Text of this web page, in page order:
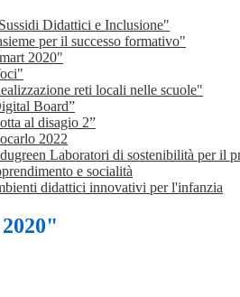
Didattici e Inclusione"
per il successo formativo"
2020"
reti locali nelle scuole"
Board”
al disagio 2”
2022
Laboratori di sostenibilità per il
e socialità
didattici innovativi per l'infanzia